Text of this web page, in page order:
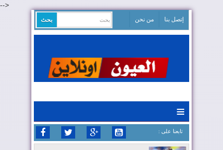
-->
إتصل بنا من نحن
≡
: تابعنا على